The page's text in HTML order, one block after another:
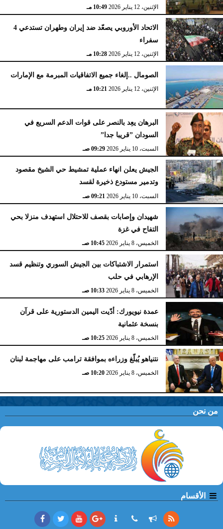
الإثنين، 12 يناير 2026 10:49 مـ
الاتحاد الأوروبي يصعّد ضد إيران وطهران تستدعي 4
سفراء
الإثنين، 12 يناير 2026 10:28 مـ
الصومال ..إلغاء جميع الاتفاقيات المبرمة مع الإمارات
الإثنين، 12 يناير 2026 10:21 مـ
البرهان يعِد بالنصر على قوات الدعم السريع في
السودان ”قريبا جدا”
السبت، 10 يناير 2026 09:29 صـ
الجيش يعلن انهاء عملية تمشيط حي الشيخ مقصود
وتدمير مستودع ذخيرة لقسد
السبت، 10 يناير 2026 09:21 صـ
شهيدان وإصابات بقصف للاحتلال استهدف منزلا بحي
التفاح في غزة
الخميس، 8 يناير 2026 10:45 صـ
استمرار الاشتباكات بين الجيش السوري وتنظيم قسد
الإرهابي في حلب
الخميس، 8 يناير 2026 10:33 صـ
عمدة نيويورك: أدّيت اليمين الدستورية على قرآن
بنسخة عثمانية
الخميس، 8 يناير 2026 10:25 صـ
نتنياهو يُبلّغ وزراءه بموافقة ترامب على مهاجمة لبنان
الخميس، 8 يناير 2026 10:20 صـ
من نحن
الأقسام